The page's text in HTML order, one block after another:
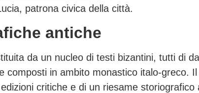
patrona civica della città.
antiche
da un nucleo di testi bizantini, tutti di
composti in ambito monastico italo-greco.
critiche e di un riesame storiografico